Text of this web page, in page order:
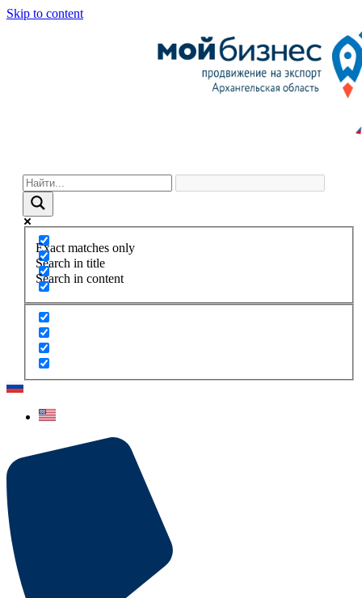
Skip to content
Exact matches only
Search in title
Search in content